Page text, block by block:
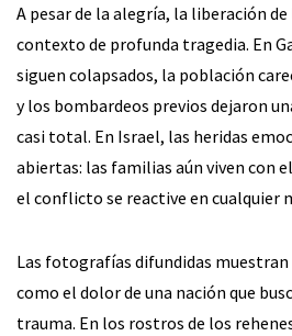
A pesar de la alegría, la liberación
contexto de profunda tragedia. En
siguen colapsados, la población
y los bombardeos previos dejaron
casi total. En Israel, las heridas
abiertas: las familias aún viven con
el conflicto se reactive en cualquier
Las fotografías difundidas
como el dolor de una nación que
trauma. En los rostros de los